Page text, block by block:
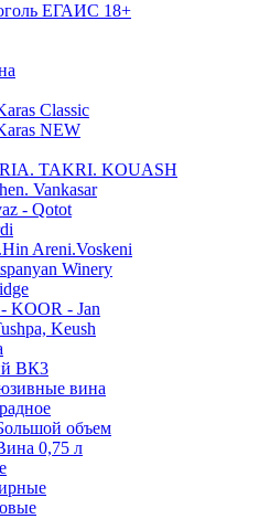
ЕГАИС 18+
Classic
NEW
TAKRI. KOUASH
Vankasar
- Qotot
Areni.Voskeni
Winery
KOOR - Jan
Keush
ВК3
вина
объем
0,75 л